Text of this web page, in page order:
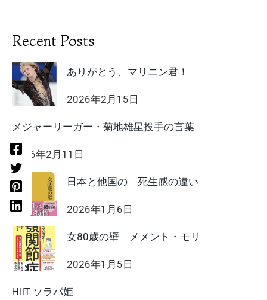
Recent Posts
ありがとう、マリニン君！
2026年2月15日
メジャーリーガー・菊地雄星投手の言葉
2026年2月11日
日本と他国の 死生感の違い
2026年1月6日
女80歳の壁 メメント・モリ
2026年1月5日
HIIT ソラパ姫